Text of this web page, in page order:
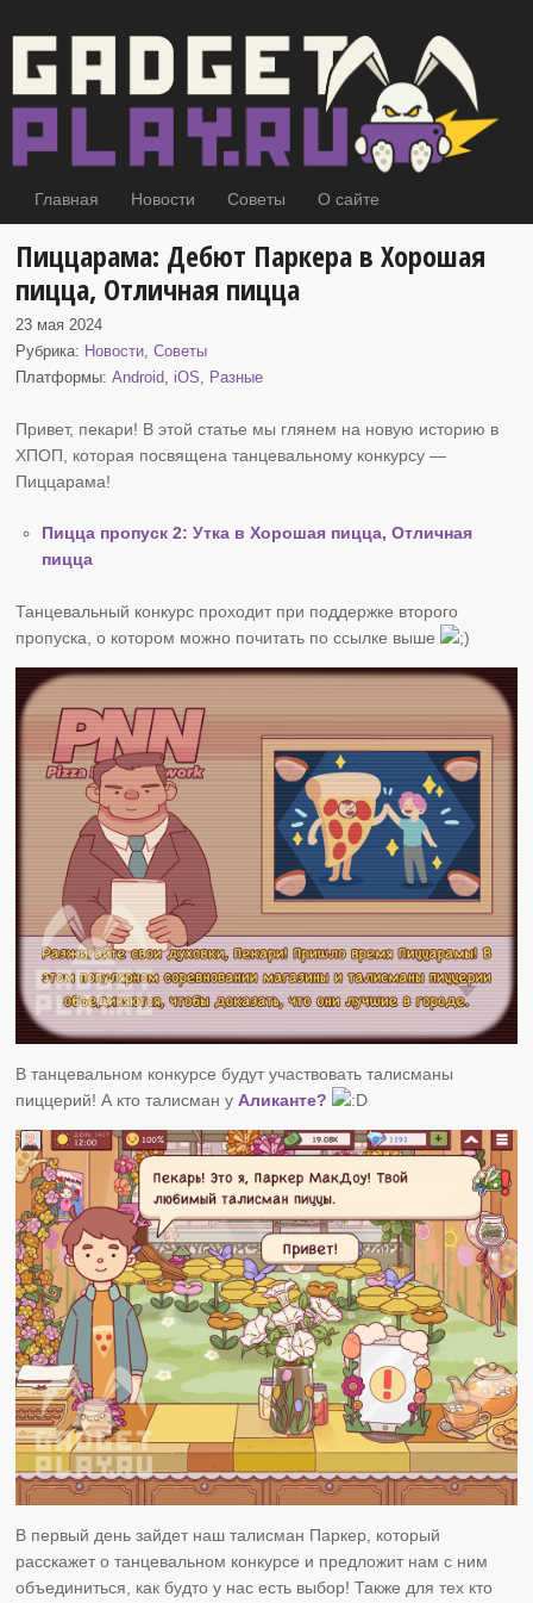
Главная Новости Советы О сайте
Пиццарама: Дебют Паркера в Хорошая
пицца, Отличная пицца
23 мая 2024
Рубрика: Новости,Советы
Платформы:Android, iOS, Разные
Привет, пекари! В этой статье мы глянем на новую историю в
ХПОП , которая посвящена танцевальному конкурсу —
Пиццарама!
Пицца пропуск 2: Утка в Хорошая пицца, Отличная
пицца
Танцевальный конкурс проходит при поддержке второго
пропуска, о котором можно почитать по ссылке выше
В танцевальном конкурсе будут участвовать талисманы
пиццерий! А кто талисман у Аликанте?
В первый день зайдет наш талисман Паркер, который
расскажет о танцевальном конкурсе и предложит нам с ним
объединиться, как будто у нас есть выбор! Также для тех кто